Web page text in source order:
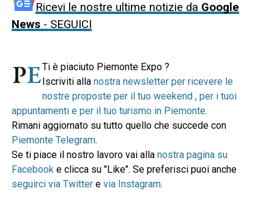
Ricevi le nostre ultime notizie da Google
News- SEGUICI
Ti è piaciuto Piemonte Expo ?
Iscriviti alla nostra newsletter per ricevere le
nostre proposte per il tuo weekend , per i tuoi
appuntamenti e per il tuo turismo in Piemonte.
Rimani aggiornato su tutto quello che succede con
Piemonte Telegram.
Se ti piace il nostro lavoro vai alla nostra pagina su
Facebooke clicca su "Like". Se preferisci puoi anche
seguirci via Twittere via Instagram.